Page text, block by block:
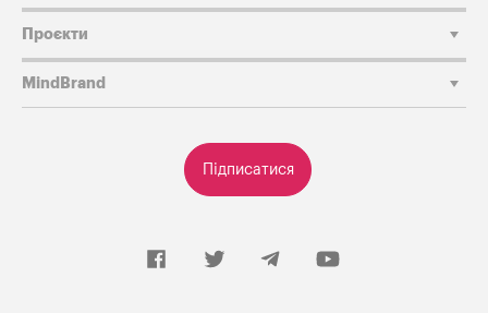
Підписатися
Проєкти
MindBrand